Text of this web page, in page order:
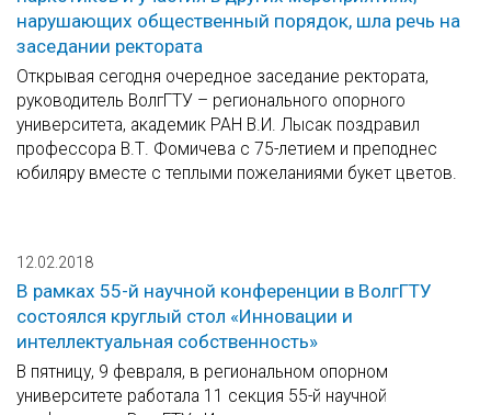
нарушающих общественный порядок, шла речь на
заседании ректората
Открывая сегодня очередное заседание ректората,
руководитель ВолгГТУ – регионального опорного
университета, академик РАН В.И. Лысак поздравил
профессора В.Т. Фомичева с 75-летием и преподнес
юбиляру вместе с теплыми пожеланиями букет цветов.
12.02.2018
В рамках 55-й научной конференции в ВолгГТУ
состоялся круглый стол «Инновации и
интеллектуальная собственность»
В пятницу, 9 февраля, в региональном опорном
университете работала 11 секция 55-й научной